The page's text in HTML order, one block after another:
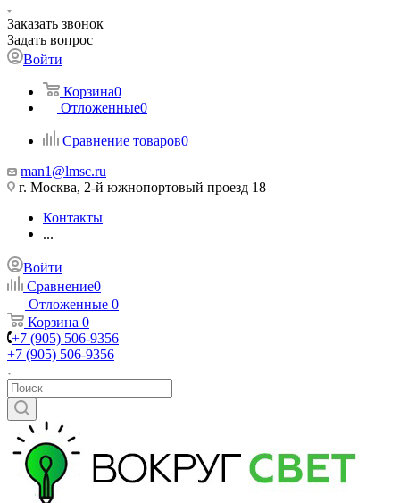
Заказать звонок
Задать вопрос
Войти
Корзина0
Отложенные0
Сравнение товаров0
man1@lmsc.ru
г. Москва, 2-й южнопортовый проезд 18
Контакты
...
Войти
Сравнение0
Отложенные 0
Корзина 0
+7 (905) 506-9356
+7 (905) 506-9356